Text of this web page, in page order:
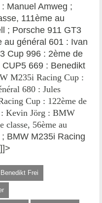
Manuel Amweg ;
111ème au
; Porsche 911 GT3
au général 601 : Ivan
Cup 996 : 2ème de
669 : Benedikt
M235i Racing Cup :
680 : Jules
Cup : 122ème de
Kevin Jörg : BMW
classe, 56ème au
BMW M235i Racing
]]>
Benedikt Frei